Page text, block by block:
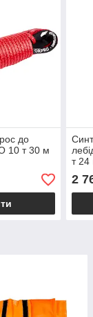
до
10 т 30 м
т 24
2